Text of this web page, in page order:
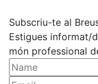
Subscriu-te al
Estigues informat/
món professional